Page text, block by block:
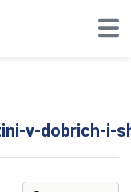
v-dobrich-i-